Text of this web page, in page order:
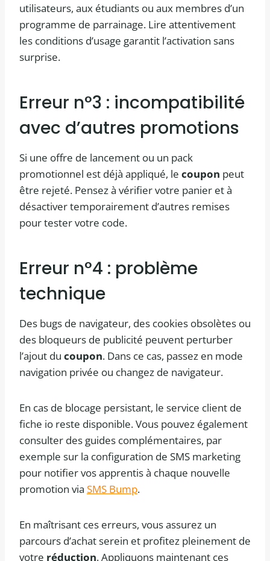
utilisateurs, aux étudiants ou aux membres d’un
programme de parrainage. Lire attentivement
les conditions d’usage garantit l’activation sans
surprise.
Erreur n°3 : incompatibilité
avec d’autres promotions
Si une offre de lancement ou un pack
promotionnel est déjà appliqué, le coupon peut
être rejeté. Pensez à vérifier votre panier et à
désactiver temporairement d’autres remises
pour tester votre code.
Erreur n°4 : problème
technique
Des bugs de navigateur, des cookies obsolètes ou
des bloqueurs de publicité peuvent perturber
l’ajout du coupon. Dans ce cas, passez en mode
navigation privée ou changez de navigateur.
En cas de blocage persistant, le service client de
fiche io reste disponible. Vous pouvez également
consulter des guides complémentaires, par
exemple sur la configuration de SMS marketing
pour notifier vos apprentis à chaque nouvelle
promotion via SMS Bump.
En maîtrisant ces erreurs, vous assurez un
parcours d’achat serein et profitez pleinement de
votre réduction. Appliquons maintenant ces